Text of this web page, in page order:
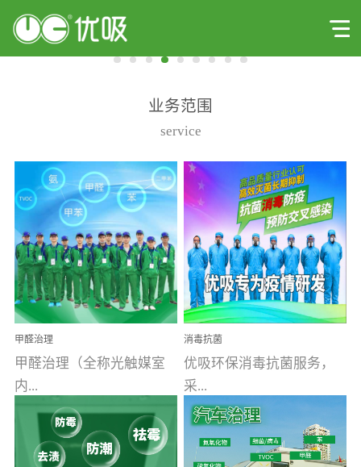
业务范围
service
甲醛治理
甲醛治理（全称光触媒室
内...
空气污染净化治理）工业
消毒抗菌
优吸环保消毒抗菌服务，
采...
用行业公认奥维牌消毒